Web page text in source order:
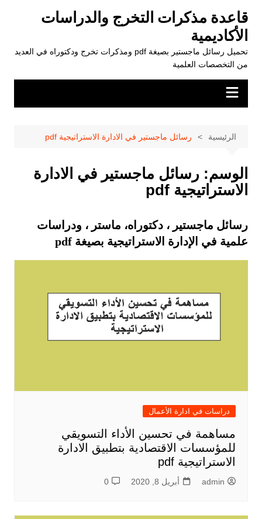
المحتوى
قاعدة مذكرات التخرج والدراسات
الأكاديمية
تحميل رسائل ماجستير بصيغة pdf ومذكرات تخرج ودكتوراه في العديد
من التخصصات العلمية
الرئيسية رسائل ماجستير في الادارة الاستراتيجية pdf
الوسم: رسائل ماجستير في الادارة
الاستراتيجية pdf
رسائل ماجستير ، دكتوراه، ماستر ، ودراسات
علمية في الإدارة الاستراتيجية بصيغة pdf
دراسات في ادارة الأعمال
مساهمة في تحسين الأداء التسويقي
للمؤسسات الاقتصادية بتطبيق الادارة
الاستراتيجية pdf
admin أبريل 8, 2020 0